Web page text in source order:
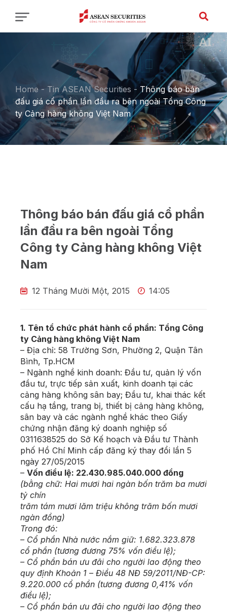
Home - Tin ASEAN Securities - Thông báo bán
đấu giá cổ phần lần đầu ra bên ngoài Tổng Công
ty Cảng hàng không Việt Nam
Thông báo bán đấu giá cổ phần
lần đầu ra bên ngoài Tổng
Công ty Cảng hàng không Việt
Nam
12 Tháng Mười Một, 2015 14:05
1. Tên tổ chức phát hành cổ phần: Tổng Công
ty Cảng hàng không Việt Nam
– Địa chỉ: 58 Trường Sơn, Phường 2, Quận Tân
Bình, Tp.HCM
– Ngành nghề kinh doanh: Đầu tư, quản lý vốn
đầu tư, trực tiếp sản xuất, kinh doanh tại các
cảng hàng không sân bay; Đầu tư, khai thác kết
cấu hạ tầng, trang bị, thiết bị cảng hàng không,
sân bay và các ngành nghề khác theo Giấy
chứng nhận đăng ký doanh nghiệp số
0311638525 do Sở Kế hoạch và Đầu tư Thành
phố Hồ Chí Minh cấp đăng ký thay đổi lần 5
ngày 27/05/2015
– Vốn điều lệ: 22.430.985.040.000 đồng
(bằng chữ: Hai mươi hai ngàn bốn trăm ba mươi
tỷ chín
trăm tám mươi lăm triệu không trăm bốn mươi
ngàn đồng)
Trong đó:
– Cổ phần Nhà nước nắm giữ: 1.682.323.878
cổ phần (tương đương 75% vốn điều lệ);
– Cổ phần bán ưu đãi cho người lao động theo
quy định Khoản 1 – Điều 48 NĐ 59/2011/NĐ-CP:
9.220.000 cổ phần (tương đương 0,41% vốn
điều lệ);
– Cổ phần bán ưu đãi cho người lao động theo